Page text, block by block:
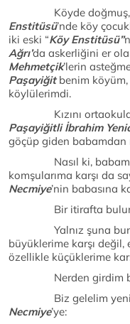
Köyde doğmuş,
Enstitüsü’nde köy
iki eski “Köy Enstitüsü”
Ağrı’da askerliğini er
Mehmetçik’lerin
Paşayiğitbenim köyüm,
köylülerimdi.
Kızını ortaokula
Paşayiğitli İbrahim
göçüp giden babamdan
Nasıl ki, babama
komşularıma karşı da
Necmiye’nin babasına
Bir itirafta
Yalnız şuna buna
büyüklerime karşı değil,
özellikle küçüklerime
Nerden girdim bu
Biz gelelim
Necmiye’ye: